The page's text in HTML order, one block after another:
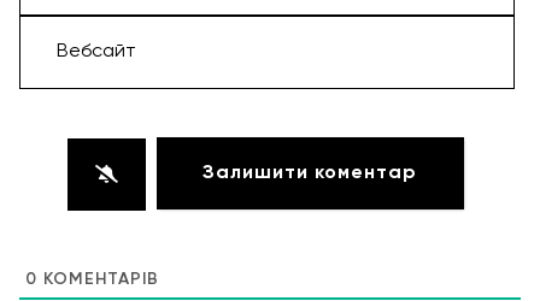
Вебсайт
0 КОМЕНТАРІВ